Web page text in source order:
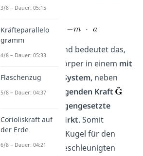
symbolisiert:
Zusammenfassend bedeutet das,
dass auf einen Körper in einem mit
beschleunigten System,neben
einerbeschleunigenden Kraft
entgegengesetzte
Trägheitskraft
wirkt. Somit
befindet sich die Kugel für den
Beobachter im beschleunigten
3/8 – Dauer: 05:15
Kräfteparallelo
gramm
4/8 – Dauer: 05:33
Flaschenzug
5/8 – Dauer: 04:37
Corioliskraft auf
der Erde
6/8 – Dauer: 04:21